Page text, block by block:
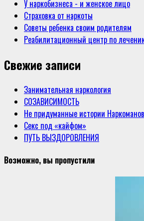
У наркобизнеса - и женское лицо
Страховка от наркоты
Советы ребенка своим родителям
Реабилитационный центр по
Свежие записи
Занимательная наркология
СОЗАВИСИМОСТЬ
Не придуманные истории
Секс под «кайфом»
ПУТЬ ВЫЗДОРОВЛЕНИЯ
Возможно, вы пропустили